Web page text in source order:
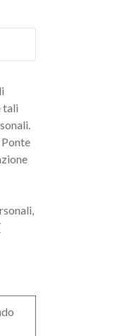
tali